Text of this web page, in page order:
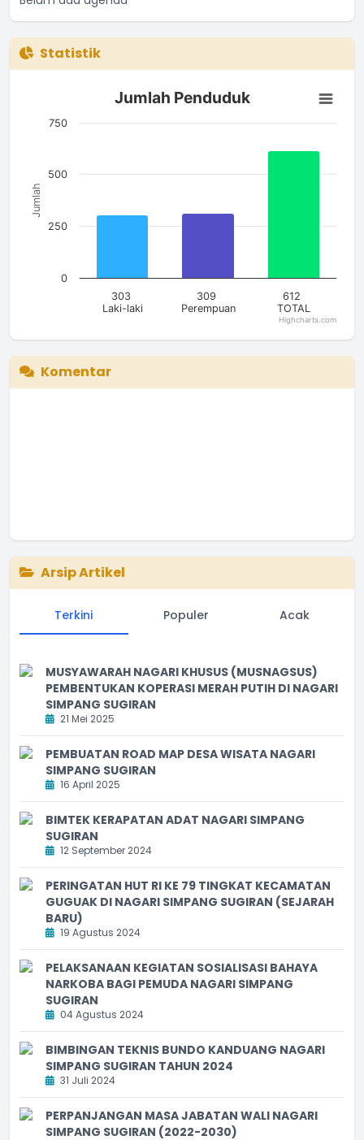
Statistik
Jumlah Penduduk
Bar chart with 3 bars.
The chart has 1 X axis displaying categories.
Jumlah
Jumlah Penduduk
303
Laki-laki
309
Perempuan
612
TOTAL
0
250
500
750
Highcharts.com
Komentar
Arsip Artikel
Terkini Populer Acak
MUSYAWARAH NAGARI KHUSUS (MUSNAGSUS)
PEMBENTUKAN KOPERASI MERAH PUTIH DI NAGARI
SIMPANG SUGIRAN
21 Mei 2025
PEMBUATAN ROAD MAP DESA WISATA NAGARI
SIMPANG SUGIRAN
16 April 2025
BIMTEK KERAPATAN ADAT NAGARI SIMPANG
SUGIRAN
12 September 2024
PERINGATAN HUT RI KE 79 TINGKAT KECAMATAN
GUGUAK DI NAGARI SIMPANG SUGIRAN (SEJARAH
BARU)
19 Agustus 2024
PELAKSANAAN KEGIATAN SOSIALISASI BAHAYA
NARKOBA BAGI PEMUDA NAGARI SIMPANG
SUGIRAN
04 Agustus 2024
BIMBINGAN TEKNIS BUNDO KANDUANG NAGARI
SIMPANG SUGIRAN TAHUN 2024
31 Juli 2024
PERPANJANGAN MASA JABATAN WALI NAGARI
SIMPANG SUGIRAN (2022-2030)